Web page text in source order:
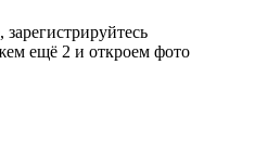
ещё 2 и откроем фото